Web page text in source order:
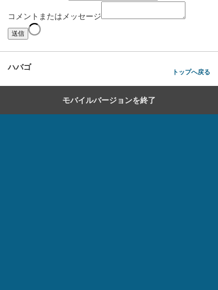
コメントまたはメッセージ
送信
ハバゴ トップへ戻る
モバイルバージョンを終了